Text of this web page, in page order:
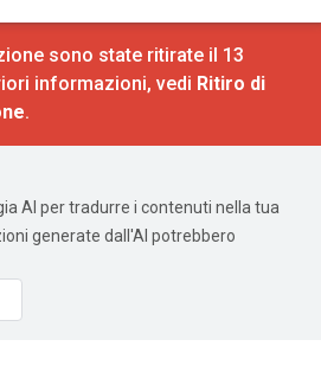
sono state ritirate il 13
informazioni, vedi Ritiro di
.
AI per tradurre i contenuti nella tua
generate dall'AI potrebbero